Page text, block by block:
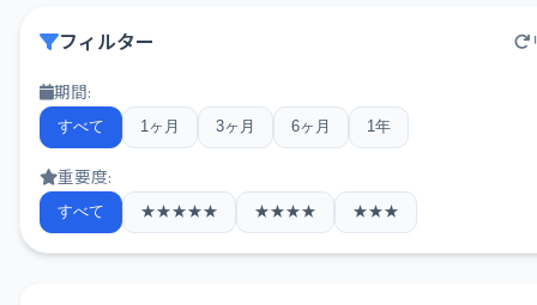
フィルター
期間:
すべて 1ヶ月 3ヶ月 6ヶ月 1年
重要度:
すべて ★★★★★ ★★★★ ★★★